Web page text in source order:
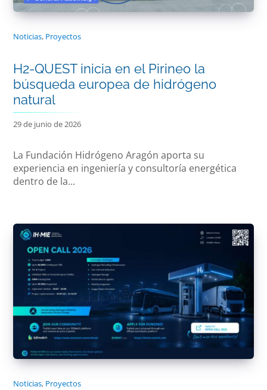
Noticias, Proyectos
H2-QUEST inicia en el Pirineo la
búsqueda europea de hidrógeno
natural
29 de junio de 2026
La Fundación Hidrógeno Aragón aporta su
experiencia en ingeniería y consultoría energética
dentro de la...
Noticias, Proyectos